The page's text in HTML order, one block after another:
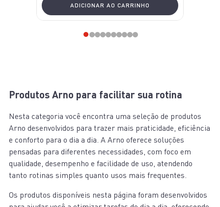
ADICIONAR AO CARRINHO
Produtos Arno para facilitar sua rotina
Nesta categoria você encontra uma seleção de produtos
Arno desenvolvidos para trazer mais praticidade, eficiência
e conforto para o dia a dia. A Arno oferece soluções
pensadas para diferentes necessidades, com foco em
qualidade, desempenho e facilidade de uso, atendendo
tanto rotinas simples quanto usos mais frequentes.
Os produtos disponíveis nesta página foram desenvolvidos